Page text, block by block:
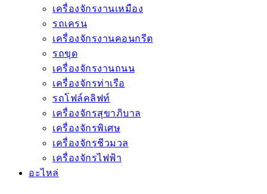
เครื่องจักรงานเหมือง
รถเครน
เครื่องจักรงานคอนกรีต
รถขุด
เครื่องจักรงานถนน
เครื่องจักรท่าเรือ
รถโฟล์คลิฟท์
เครื่องจักรสุขาภิบาล
เครื่องจักรพิเศษ
เครื่องจักรชีวมวล
เครื่องจักรไฟฟ้า
อะไหล่